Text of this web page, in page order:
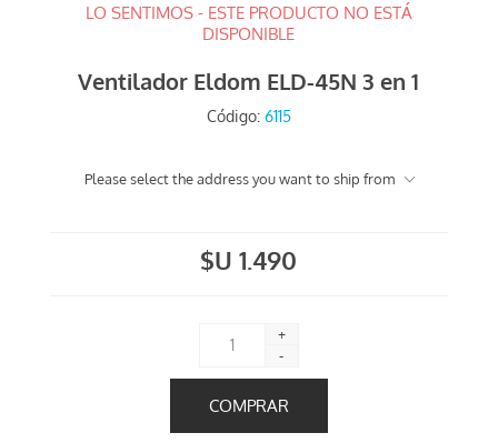
LO SENTIMOS - ESTE PRODUCTO NO ESTÁ
DISPONIBLE
Ventilador Eldom ELD-45N 3 en 1
Código: 6115
Please select the address you want to ship from
$U 1.490
+
-